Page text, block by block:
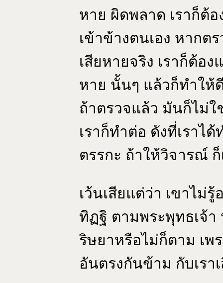
หาย ผิดพลาด เราก็ต้อ
เข้าข้างตนเอง หากต
เสียหายจริง เราก็ต้อ
หาย นั้นๆ แล้วก็ทำให้
ถ้าตรวจแล้ว มันก็ไม่ใ
เราก็ทำต่อ ดังที่เราไ
ตรรกะ ถ้าให้วิจารณ์
เว้นเสียแต่ว่า เขาไม่
ทิฏฐิ ตามพระพุทธเจ้า
ริษยาหรือไม่ก็ตาม เพ
อันตรงกันข้าม กับเรา